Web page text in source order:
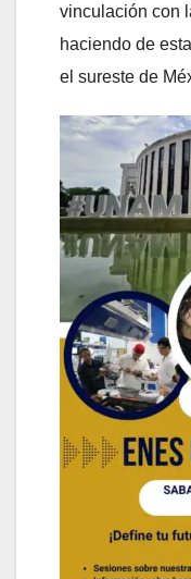
vinculación con
haciendo de
el sureste de